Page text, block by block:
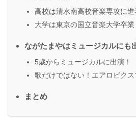
高校は清水南高校音楽専攻に進
大学は東京の国立音楽大学卒業
ながたまやはミュージカルにも
5歳からミュージカルに出演！
歌だけではない！エアロビク
まとめ